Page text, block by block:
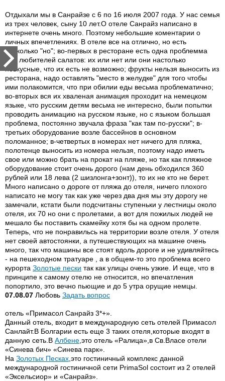
Отдыхали мы в Санрайзе с 6 по 16 июля 2007 года. У нас семья
из трех человек, сыну 10 лет.О отеле Санрайз написано в
интернете очень много. Поэтому небольшие коментарии о
личных впечетлениях. В отеле все на отлично, но есть
несколько "но"; во-первых в ресторане есть одна проблемма
для любителей салатов: их или нет или они настолько
невкусные, что их есть не возможно; фрукты нельзя выносить из
ресторана, надо оставлять "место в желудке" для того чтобы
ими полакомится, что при обилии еды весьма проблематично;
во-вторых вся их хваленая анимация проходит на немецком
языке, что русским детям весьма не интересно, были попытки
проводить анимацию на русском языке, но с языком большая
проблема, постоянно звучала фраза "как там по-русски"; в-
третьих оборудование возле бассейнов в основном
поломанное; в-четвертых в номерах нет ничего для пляжа,
полотенце выносить из номера нельзя, поэтому надо иметь
свое или можно брать на прокат на пляже, но так как пляжное
оборудование стоит очень дорого (нам день обходился 360
рублей или 18 лева (2 шизлонга+зонт)), то их не кто не берет.
Много написано о дороге от пляжа до отеля, ничего плохого
написато не могу так как уже через два дня мы эту дорогу не
замечали, кстати были подсчитаны ступеньки у лестницы около
отеля, их 70 но они с пролетами, а вот для пожилых людей не
мешало бы поставить скамейку хотя бы на одном пролете.
Теперь, что не понравильсь на территории возле отеля. У отеля
нет своей автостоянки, а путешествующих на машине очень
много, так что машины все стоят вдоль дороге и не удивляйтесь
- на пешеходном тратуаре , а в общем-то это проблема всего
курорта Золотые пески так как улицы очень узкие. И еще, что в
принципе к самому отелю не относится, но впечатления
попортило, это вечно пьющие и до 5 утра орущие немцы.
07.08.07 Любовь Задать вопрос
отель «Примасол Санрайз 3*+».
Данный отель, входит в международную сеть отелей Примасол
Санлайт.В Болгарии есть еще 3 таких отеля,которые входят в
данную сеть.В Албене ,это отель «Ралица»,в Св.Власе отели
«Синева бич» «Синева парк».
На Золотых Песках ,это гостиничный комплекс данной
международной гостиничной сети PrimaSol состоит из 2 отелей
«Эксельсиор» и «Санрайз».